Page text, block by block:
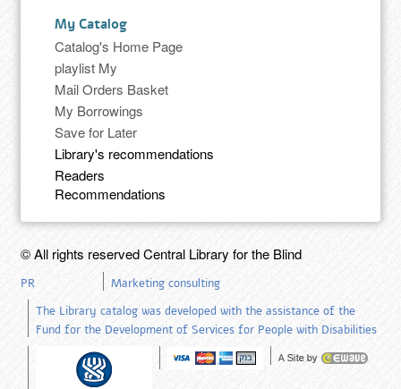
My Catalog
Catalog's Home Page
playlist My
Mail Orders Basket
My Borrowings
Save for Later
Library's recommendations
Readers
Recommendations
© All rights reserved Central Library for the Blind
PR
Marketing consulting
The Library catalog was developed with the assistance of the
Fund for the Development of Services for People with Disabilities